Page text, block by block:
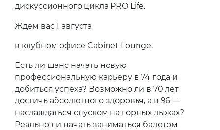
дискуссионного цикла PRO Life.
Ждем вас 1 августа
в клубном офисе Cabinet Lounge.
Есть ли шанс начать новую
профессиональную карьеру в 74 года и
добиться успеха? Возможно ли в 70 лет
достичь абсолютного здоровья, а в 96 —
наслаждаться спуском на горных лыжах?
Реально ли начать заниматься балетом